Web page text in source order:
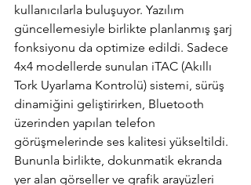
kullanıcılarla buluşuyor. Yazılım
güncellemesiyle birlikte planlanmış şarj
fonksiyonu da optimize edildi. Sadece
4x4 modellerde sunulan iTAC (Akıllı
Tork Uyarlama Kontrolü) sistemi, sürüş
dinamiğini geliştirirken, Bluetooth
üzerinden yapılan telefon
görüşmelerinde ses kalitesi yükseltildi.
Bununla birlikte, dokunmatik ekranda
yer alan görseller ve grafik arayüzleri